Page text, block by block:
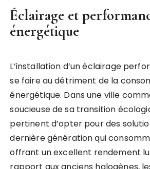
Éclairage et
énergétique
L’installation d’un éclairage
se faire au détriment de la
énergétique. Dans une ville
soucieuse de sa transition
pertinent d’opter pour des
dernière génération qui
offrant un excellent rendement